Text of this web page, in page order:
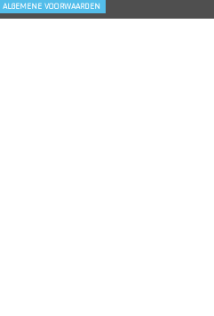
ALGEMENE VOORWAARDEN